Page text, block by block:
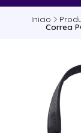
Inicio
Correa